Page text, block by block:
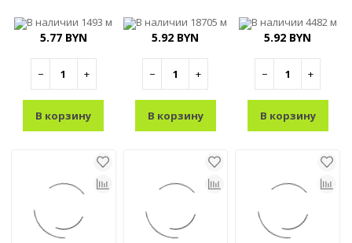
В наличии 1493 м
5.77 BYN
− +
В корзину
В наличии 18705 м
5.92 BYN
− +
В корзину
В наличии 4482 м
5.92 BYN
− +
В корзину